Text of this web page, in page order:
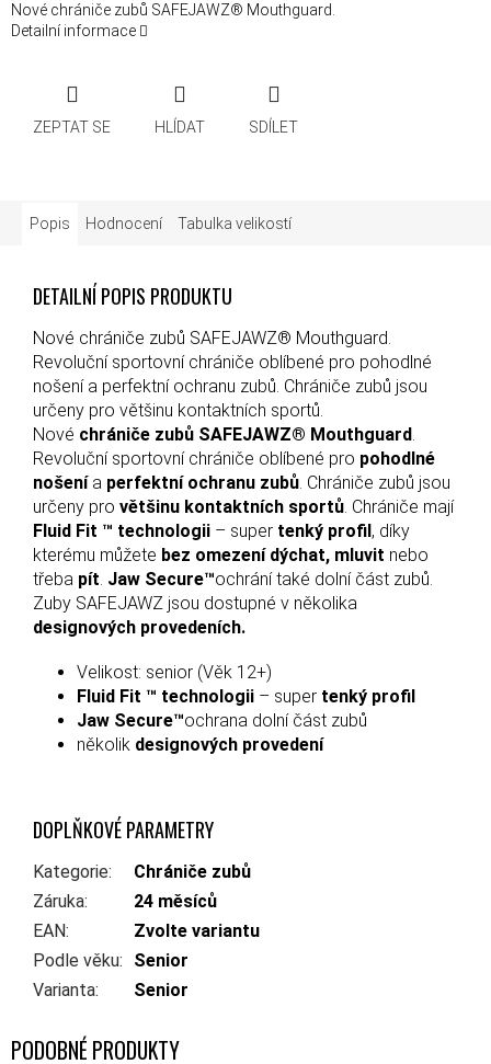
Nové chrániče zubů SAFEJAWZ® Mouthguard.
Detailní informace
ZEPTAT SE HLÍDAT SDÍLET
Popis Hodnocení Tabulka velikostí
DETAILNÍ POPIS PRODUKTU
Nové chrániče zubů SAFEJAWZ® Mouthguard.
Revoluční sportovní chrániče oblíbené pro pohodlné
nošení a perfektní ochranu zubů. Chrániče zubů jsou
určeny pro většinu kontaktních sportů.
Nové chrániče zubů SAFEJAWZ® Mouthguard
Revoluční sportovní chrániče oblíbené pro pohodlné
nošenía perfektní ochranu zubů . Chrániče zubů jsou
určeny pro většinu kontaktních sportů . Chrániče mají
Fluid Fit ™ technologii – super tenký profil, díky
kterému můžete bez omezení dýchat, mluvit nebo
třeba pít Jaw Secure™ochrání také dolní část zubů.
Zuby SAFEJAWZ jsou dostupné v několika
designových provedeních.
Velikost: senior (Věk 12+)
Fluid Fit ™ technologii – super tenký profil
Jaw Secure™ochrana dolní část zubů
několik designových provedení
DOPLŇKOVÉ PARAMETRY
Kategorie:
Chrániče zubů
Záruka:
24 měsíců
EAN:
Zvolte variantu
Podle věku:
Senior
Varianta: Senior